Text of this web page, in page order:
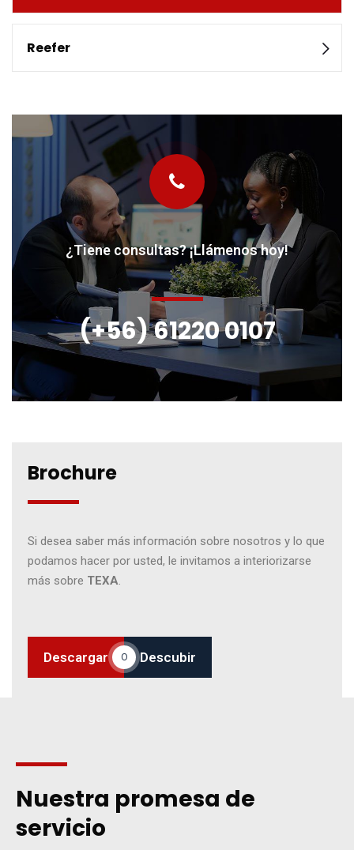
Reefer
¿Tiene consultas? ¡Llámenos hoy!
(+56) 61220 0107
Brochure
Si desea saber más información sobre nosotros y lo que
podamos hacer por usted, le invitamos a interiorizarse
más sobre TEXA.
Descargar O Descubir
Nuestra promesa de
servicio